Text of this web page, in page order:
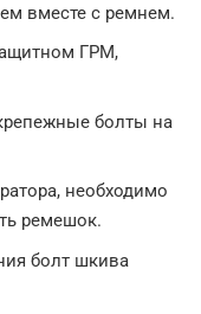
вместе с ремнем.
ГРМ,
болты на
необходимо
ремешок.
болт шкива